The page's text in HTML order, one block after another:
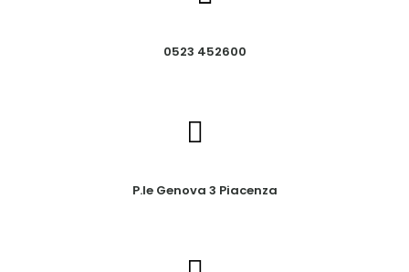
0523 452600
P.le Genova 3 Piacenza